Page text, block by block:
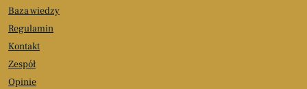
Baza wiedzy
Regulamin
Kontakt
Zespół
Opinie